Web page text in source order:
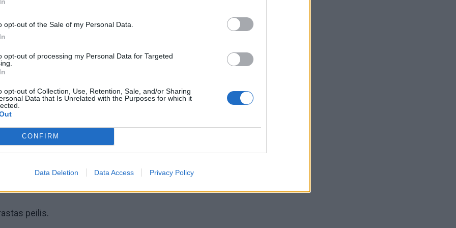
opt-out of the Sale of my Personal Data.
opt-out of processing my Personal Data for Targeted
opt-out of Collection, Use, Retention, Sale, and/or Sharing
Data that Is Unrelated with the Purposes for which it
CONFIRM
Data Deletion Data Access Privacy Policy
peilį ėmė grasinti 29 metų moteriai ir 41 metų vyrui.
į parką atvyko labai greitai ir įtariamąjį sulaikė.
peilis.